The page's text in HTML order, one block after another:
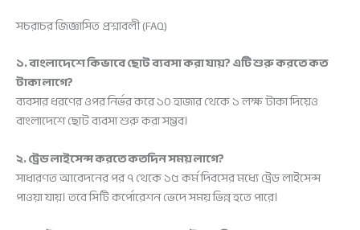
সচরাচর জিজ্ঞাসিত প্রশ্নাবলী (FAQ)
১. বাংলাদেশে কিভাবে ছোট ব্যবসা করা যায়? এটি শুরু করতে কত
টাকা লাগে?
ব্যবসার ধরণের ওপর নির্ভর করে ১০ হাজার থেকে ১ লক্ষ টাকা দিয়েও
বাংলাদেশে ছোট ব্যবসা শুরু করা সম্ভব।
২. ট্রেড লাইসেন্স করতে কতদিন সময় লাগে?
সাধারণত আবেদনের পর ৭ থেকে ১৫ কর্ম দিবসের মধ্যে ট্রেড লাইসেন্স
পাওয়া যায়। তবে সিটি কর্পোরেশন ভেদে সময় ভিন্ন হতে পারে।